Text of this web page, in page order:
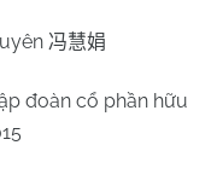
冯慧娟
đoàn cổ phần hữu